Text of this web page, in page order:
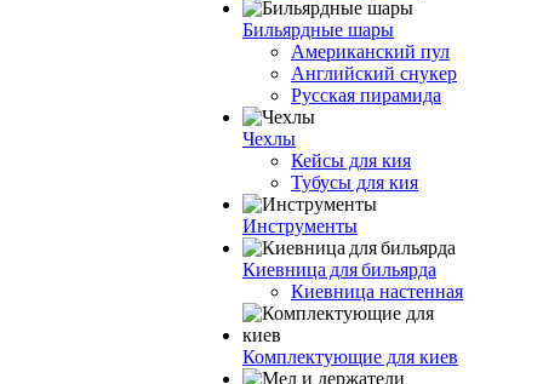
Бильярдные шары
Американский пул
Английский снукер
Русская пирамида
Чехлы
Кейсы для кия
Тубусы для кия
Инструменты
Киевница для бильярда
Киевница настенная
Комплектующие для киев